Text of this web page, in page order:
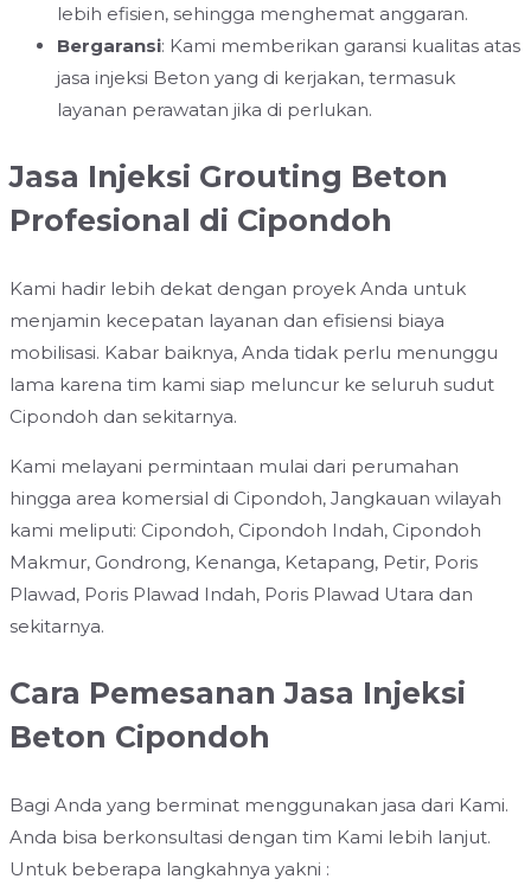
lebih efisien, sehingga menghemat anggaran.
Bergaransi: Kami memberikan garansi kualitas atas
jasa injeksi Beton yang di kerjakan, termasuk
layanan perawatan jika di perlukan.
Jasa Injeksi Grouting Beton
Profesional di Cipondoh
Kami hadir lebih dekat dengan proyek Anda untuk
menjamin kecepatan layanan dan efisiensi biaya
mobilisasi. Kabar baiknya, Anda tidak perlu menunggu
lama karena tim kami siap meluncur ke seluruh sudut
Cipondoh dan sekitarnya.
Kami melayani permintaan mulai dari perumahan
hingga area komersial di Cipondoh, Jangkauan wilayah
kami meliputi: Cipondoh, Cipondoh Indah, Cipondoh
Makmur, Gondrong, Kenanga, Ketapang, Petir, Poris
Plawad, Poris Plawad Indah, Poris Plawad Utara dan
sekitarnya.
Cara Pemesanan Jasa Injeksi
Beton Cipondoh
Bagi Anda yang berminat menggunakan jasa dari Kami.
Anda bisa berkonsultasi dengan tim Kami lebih lanjut.
Untuk beberapa langkahnya yakni :